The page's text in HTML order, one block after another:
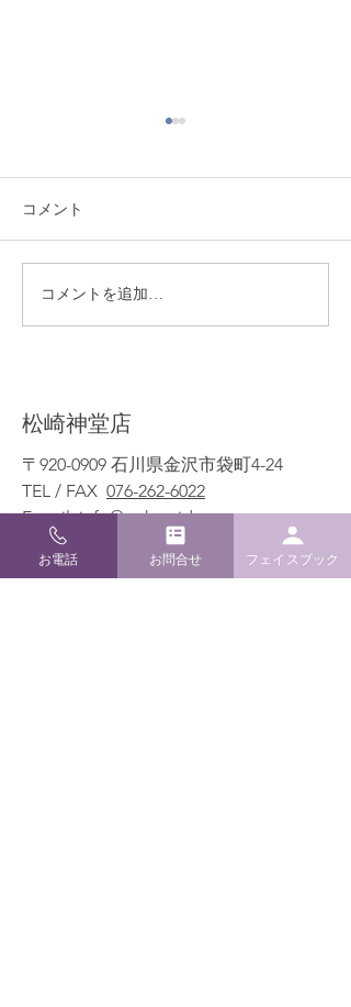
熊本地震により被災され
た皆様へ
コメント
コメントを追加…
​松崎神堂店
〒920-0909 石川県金沢市袋町4-24
TEL / FAX 076-262-6022
E-mailinfo@m-kamidana.com
ご利用ガイド
お電話 お問合せ フェイスブック